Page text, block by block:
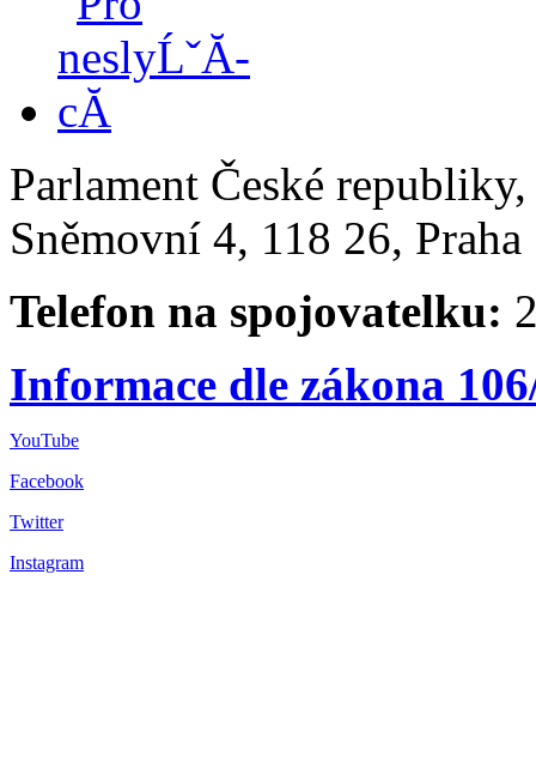
Parlament České
Sněmovní 4, 118 26,
Telefon na spojovatelku:
Informace dle zákona
YouTube
Facebook
Twitter
Instagram